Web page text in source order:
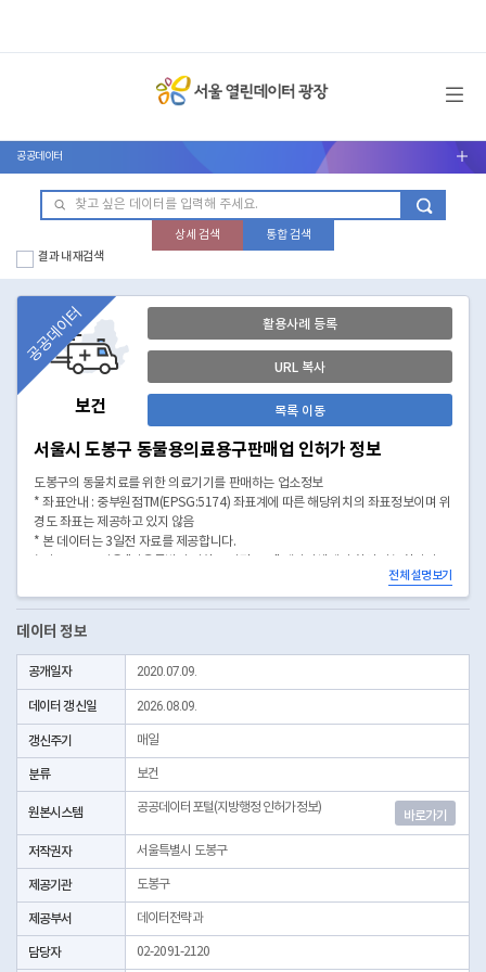
메뉴 열기
공공데이터 서브메뉴 열기
상세 검색
통합 검색
결과 내 재검색
보건
공공데이터 활용사례 등록
URL 복사
목록 이동
서울시 도봉구 동물용의료용구판매업 인허가 정보
도봉구의 동물치료를 위한 의료기기를 판매하는 업소정보
* 좌표안내 : 중부원점TM(EPSG:5174) 좌표계에 따른 해당위치의 좌표정보이며 위
경도 좌표는 제공하고 있지 않음
* 본 데이터는 3일전 자료를 제공합니다.
(https://data.seoul.go.kr/dataList/OA-22872/S/1/datasetView.do)전체 설명보기
데이터 정보
공개일자 2020.07.09.
데이터 갱신일 2026.08.09.
갱신주기 매일
분류 보건
원본시스템 공공데이터포털(지방행정 인허가정보)
바로가기
저작권자 서울특별시 도봉구
제공기관 도봉구
제공부서 데이터전략과
담당자 02-2091-2120